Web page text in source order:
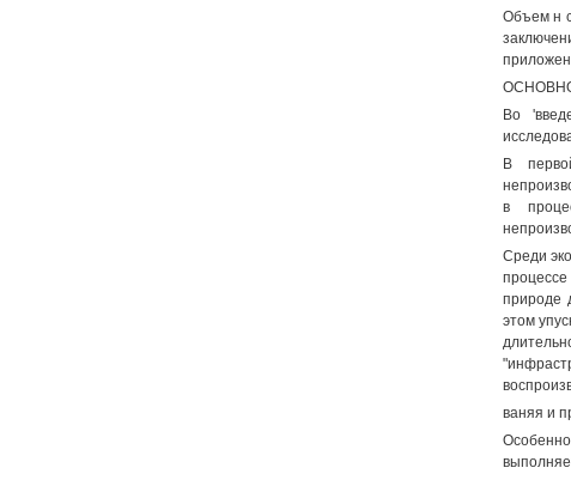
Объем н
Во
В
в
Среди
природе
этом
ваняя и